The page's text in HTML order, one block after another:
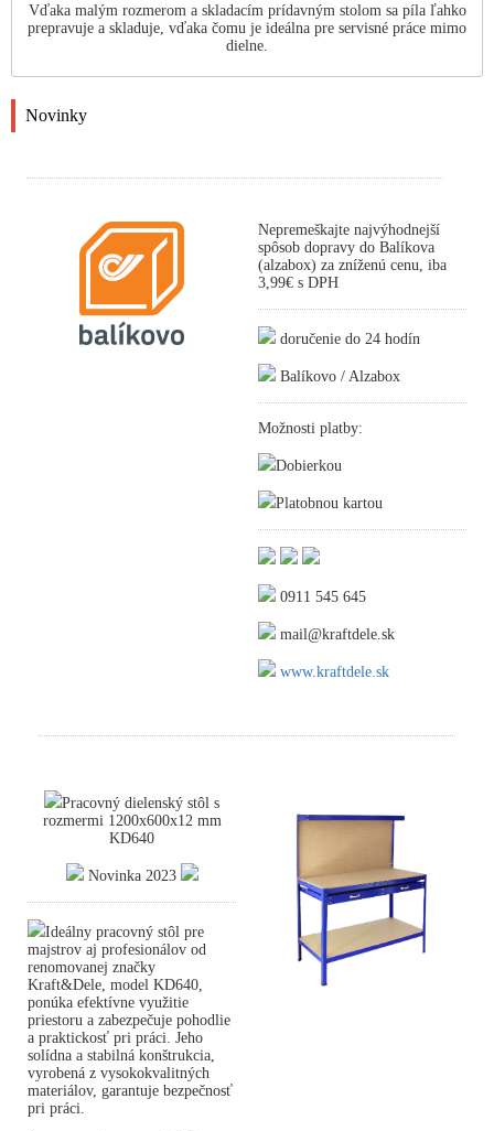
Vďaka malým rozmerom a skladacím prídavným stolom sa píla ľahko
prepravuje a skladuje, vďaka čomu je ideálna pre servisné práce mimo
dielne.
Novinky
Nepremeškajte najvýhodnejší
spôsob dopravy do Balíkova
(alzabox) za zníženú cenu, iba
3,99€ s DPH
doručenie do 24 hodín
Balíkovo / Alzabox
Možnosti platby:
Dobierkou
Platobnou kartou
0911 545 645
mail@kraftdele.sk
www.kraftdele.sk
Pracovný dielenský stôl s
rozmermi 1200x600x12 mm
KD640
Novinka 2023
Ideálny pracovný stôl pre
majstrov aj profesionálov od
renomovanej značky
Kraft&Dele, model KD640,
ponúka efektívne využitie
priestoru a zabezpečuje pohodlie
a praktickosť pri práci. Jeho
solídna a stabilná konštrukcia,
vyrobená z vysokokvalitných
materiálov, garantuje bezpečnosť
pri práci.